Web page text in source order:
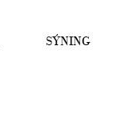
SÝNING